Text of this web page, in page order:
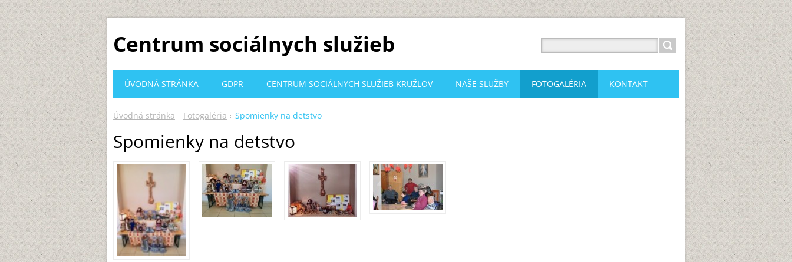
Centrum sociálnych služieb
Úvodná stránka Fotogaléria Spomienky na detstvo
Spomienky na detstvo
ÚVODNÁ STRÁNKA GDPR CENTRUM SOCIÁLNYCH SLUŽIEB KRUŽLOV NAŠE SLUŽBY FOTOGALÉRIA KONTAKT